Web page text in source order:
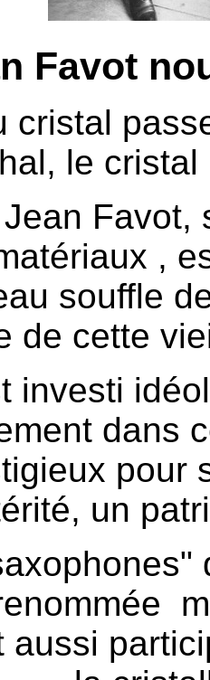
Favot
cristal
le
Favot,
,
souffle
de cette
investi
dans
pour
un
aussi